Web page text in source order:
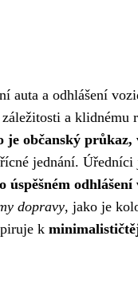
auta a odhlášení
a klidnému
je občanský
jednání.
úspěšném
dopravy, jako je
k